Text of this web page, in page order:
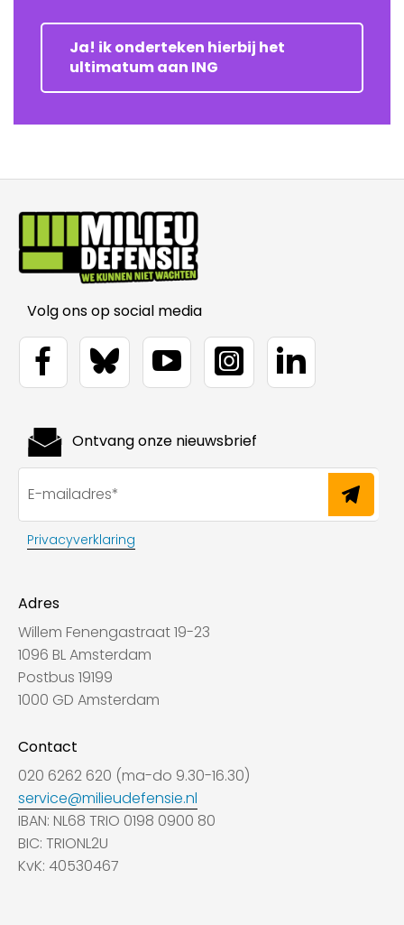
Ja! ik onderteken hierbij het
ultimatum aan ING
Volg ons op social media
Adres
Willem Fenengastraat 19-23
1096 BL Amsterdam
Postbus 19199
1000 GD Amsterdam
Contact
020 6262 620 (ma-do 9.30-16.30)
service@milieudefensie.nl
IBAN: NL68 TRIO 0198 0900 80
BIC: TRIONL2U
KvK: 40530467
Ontvang onze nieuwsbrief
Privacyverklaring